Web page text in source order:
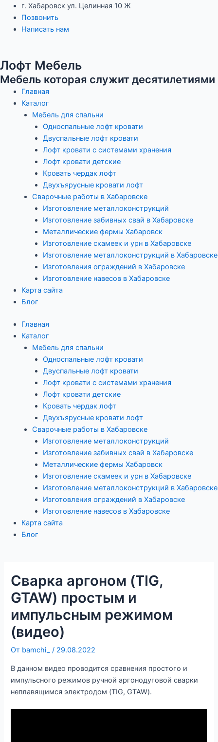
Перейти
содержимому
г. Хабаровск ул. Целинная 10 Ж
Позвонить
Написать нам
Лофт Мебель
Мебель которая служит десятилетиями
Главная
Каталог
Мебель для спальни
Односпальные лофт кровати
Двуспальные лофт кровати
Лофт кровати с системами хранения
Лофт кровати детские
Кровать чердак лофт
Двухъярусные кровати лофт
Сварочные работы в Хабаровске
Изготовление металлоконструкций
Изготовление забивных свай в Хабаровске
Металлические фермы Хабаровск
Изготовление скамеек и урн в Хабаровске
Изготовление металлоконструкций в Хабаровске
Изготовления ограждений в Хабаровске
Изготовление навесов в Хабаровске
Карта сайта
Блог
Главная
Каталог
Мебель для спальни
Односпальные лофт кровати
Двуспальные лофт кровати
Лофт кровати с системами хранения
Лофт кровати детские
Кровать чердак лофт
Двухъярусные кровати лофт
Сварочные работы в Хабаровске
Изготовление металлоконструкций
Изготовление забивных свай в Хабаровске
Металлические фермы Хабаровск
Изготовление скамеек и урн в Хабаровске
Изготовление металлоконструкций в Хабаровске
Изготовления ограждений в Хабаровске
Изготовление навесов в Хабаровске
Карта сайта
Блог
Сварка аргоном (TIG,
GTAW) простым и
импульсным режимом
(видео)
От bamchi_/ 29.08.2022
В данном видео проводится сравнения простого и
импульсного режимов ручной аргонодуговой сварки
неплавящимся электродом (TIG, GTAW).
Навигация
записям